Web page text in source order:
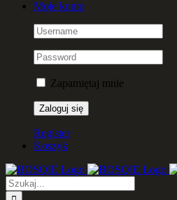
Moje konto
Zapamiętaj mnie
Register
Koszyk
Szukaj